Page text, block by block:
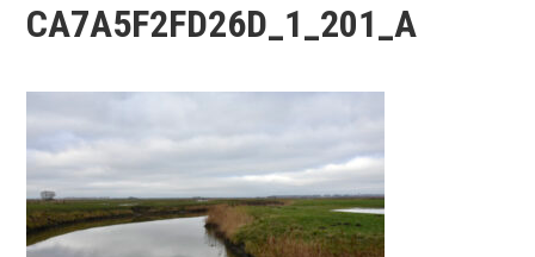
CA7A5F2FD26D_1_201_A